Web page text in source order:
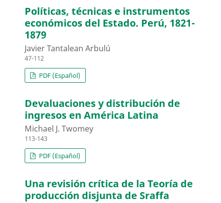
Políticas, técnicas e instrumentos
económicos del Estado. Perú, 1821-
1879
Javier Tantalean Arbulú
47-112
PDF (Español)
Devaluaciones y distribución de
ingresos en América Latina
Michael J. Twomey
113-143
PDF (Español)
Una revisión crítica de la Teoría de
producción disjunta de Sraffa